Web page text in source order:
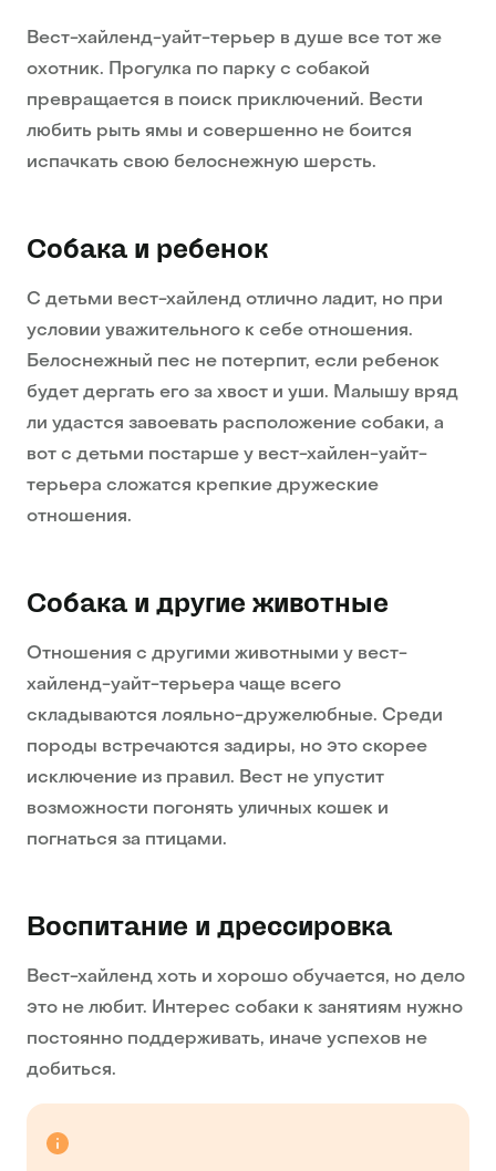
Вест-хайленд-уайт-терьер в душе все тот же
охотник. Прогулка по парку с собакой
превращается в поиск приключений. Вести
любить рыть ямы и совершенно не боится
испачкать свою белоснежную шерсть.
Собака и ребенок
С детьми вест-хайленд отлично ладит, но при
условии уважительного к себе отношения.
Белоснежный пес не потерпит, если ребенок
будет дергать его за хвост и уши. Малышу вряд
ли удастся завоевать расположение собаки, а
вот с детьми постарше у вест-хайлен-уайт-
терьера сложатся крепкие дружеские
отношения.
Собака и другие животные
Отношения с другими животными у вест-
хайленд-уайт-терьера чаще всего
складываются лояльно-дружелюбные. Среди
породы встречаются задиры, но это скорее
исключение из правил. Вест не упустит
возможности погонять уличных кошек и
погнаться за птицами.
Воспитание и дрессировка
Вест-хайленд хоть и хорошо обучается, но дело
это не любит. Интерес собаки к занятиям нужно
постоянно поддерживать, иначе успехов не
добиться.